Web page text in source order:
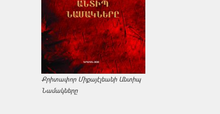
Քրիտափոր Միքայէլեանի Անտիպ
Նամակները